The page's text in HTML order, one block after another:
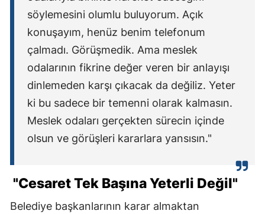
söylemesini olumlu buluyorum. Açık
konuşayım, henüz benim telefonum
çalmadı. Görüşmedik. Ama meslek
odalarının fikrine değer veren bir anlayışı
dinlemeden karşı çıkacak da değiliz. Yeter
ki bu sadece bir temenni olarak kalmasın.
Meslek odaları gerçekten sürecin içinde
olsun ve görüşleri kararlara yansısın."
"Cesaret Tek Başına Yeterli Değil"
Belediye başkanlarının karar almaktan